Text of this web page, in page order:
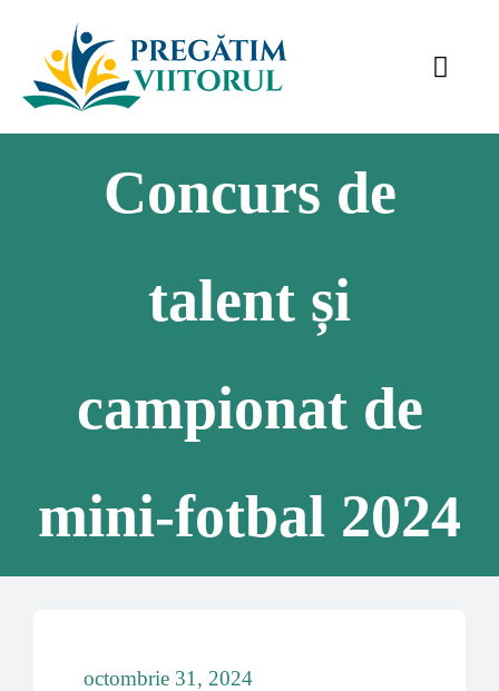
content
Descriere
Concurs de
talent și
campionat de
mini-fotbal 2024
octombrie 31, 2024